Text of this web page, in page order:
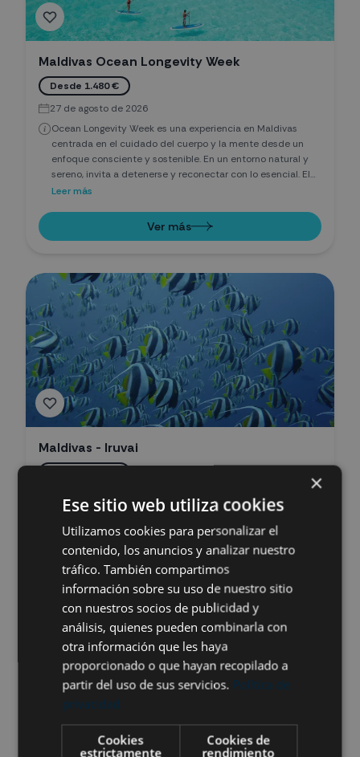
Maldivas Ocean Longevity Week
Desde 1.480 €
27 de agosto de 2026
Ocean Longevity Week es una experiencia en Maldivas
centrada en el cuidado del cuerpo y la mente desde un
enfoque consciente y sostenible. En un entorno natural y
sereno, invita a detenerse y reconectar con lo esencial. El
océano, el movimiento, el descanso y la respiración se
recuperación de energía. Dormir mejor y respirar más
profundo suceden sin esfuerzo, en una vivencia basada en
Leer más
Ver más
Maldivas - Iruvai
Vive el buceo en las Maldivas, un paraíso de arenas blancas
y aguas turquesa con arrecifes coralinos de biodiversidad
única. Nada entre mantas, tiburones ballena y martillo,
tortugas y peces tropicales. Disfruta de visibilidad
excepcional, cruceros con Dhonis equipados y puntos de
inmersión todo el año. Una experiencia submarina
inolvidable en el Océano Índico.
Leer más
Ver más
×
Ese sitio web utiliza cookies
Utilizamos cookies para personalizar el
contenido, los anuncios y analizar nuestro
tráfico. También compartimos
información sobre su uso de nuestro sitio
con nuestros socios de publicidad y
análisis, quienes pueden combinarla con
otra información que les haya
proporcionado o que hayan recopilado a
partir del uso de sus servicios. Política de
privacidad
Cookies
estrictamente
Cookies de
rendimiento